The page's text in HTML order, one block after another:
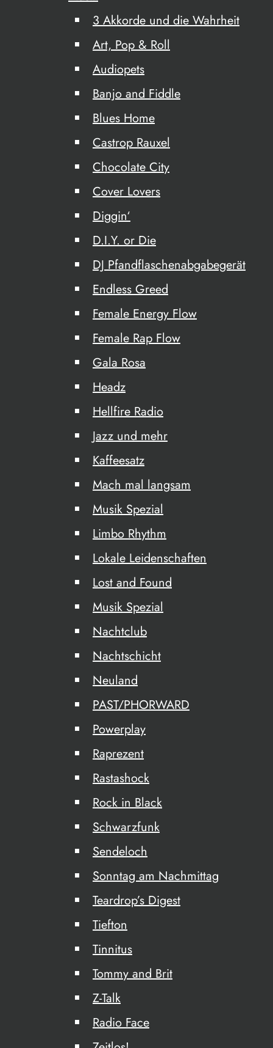
3 Akkorde und die Wahrheit
Art, Pop & Roll
Audiopets
Banjo and Fiddle
Blues Home
Castrop Rauxel
Chocolate City
Cover Lovers
Diggin‘
D.I.Y. or Die
DJ Pfandflaschenabgabegerät
Endless Greed
Female Energy Flow
Female Rap Flow
Gala Rosa
Headz
Hellfire Radio
Jazz und mehr
Kaffeesatz
Mach mal langsam
Musik Spezial
Limbo Rhythm
Lokale Leidenschaften
Lost and Found
Musik Spezial
Nachtclub
Nachtschicht
Neuland
PAST/PHORWARD
Powerplay
Raprezent
Rastashock
Rock in Black
Schwarzfunk
Sendeloch
Sonntag am Nachmittag
Teardrop’s Digest
Tiefton
Tinnitus
Tommy and Brit
Z-Talk
Radio Face